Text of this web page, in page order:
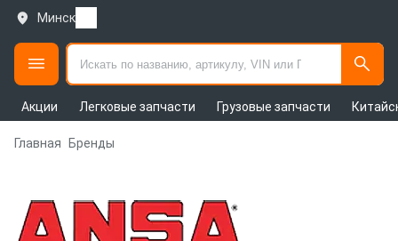
Минск
Акции Легковые запчасти Грузовые запчасти
Главная Бренды